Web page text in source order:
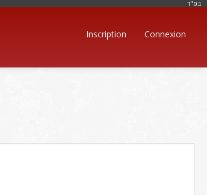
בּס"ד
Inscription Connexion